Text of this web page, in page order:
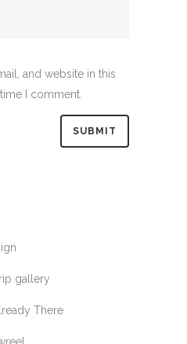
and website in this
I comment.
gallery
There